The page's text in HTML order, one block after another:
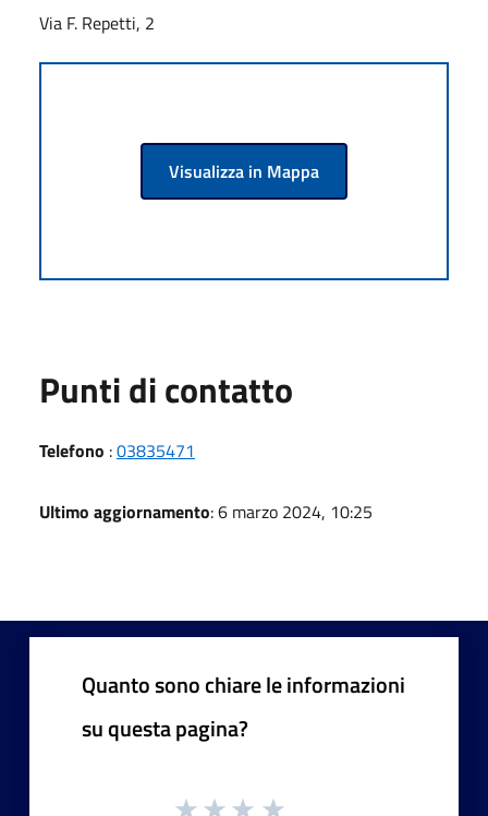
Via F. Repetti, 2
Visualizza in Mappa
Punti di contatto
Telefono :03835471
Ultimo aggiornamento: 6 marzo 2024, 10:25
Quanto sono chiare le informazioni
su questa pagina?